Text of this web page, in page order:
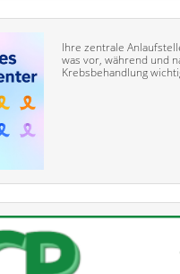
Ihre zentrale
was vor, während und
Krebsbehandlung